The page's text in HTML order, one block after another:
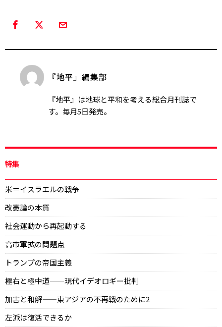
『地平』編集部
『地平』は地球と平和を考える総合月刊誌で
す。毎月5日発売。
特集
米＝イスラエルの戦争
改憲論の本質
社会運動から再起動する
高市軍拡の問題点
トランプの帝国主義
極右と極中道——現代イデオロギー批判
加害と和解——東アジアの不再戦のために2
左派は復活できるか